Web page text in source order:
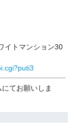
イトマンション30
てお願いしま